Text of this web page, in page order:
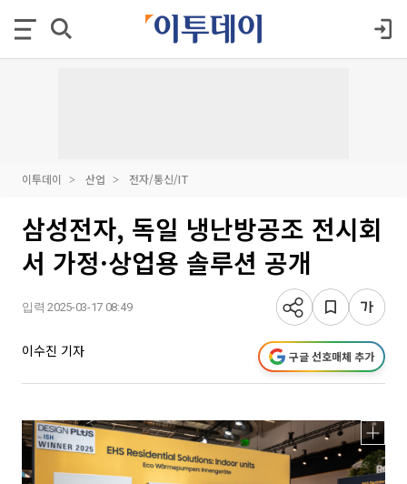
이투데이 산업 전자/통신/IT
삼성전자, 독일 냉난방공조 전시회
서 가정·상업용 솔루션 공개
입력 2025-03-17 08:49
이수진 기자 구글 선호매체 추가